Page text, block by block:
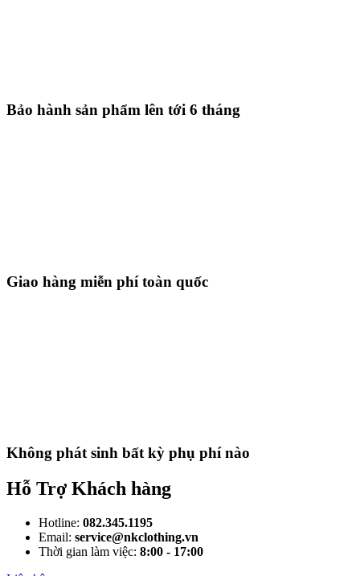
Bảo hành sản phẩm lên tới 6 tháng
Giao hàng miễn phí toàn quốc
Không phát sinh bất kỳ phụ phí nào
Hỗ Trợ Khách hàng
Hotline: 082.345.1195
Email: service@nkclothing.vn
Thời gian làm việc: 8:00 - 17:00